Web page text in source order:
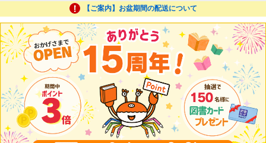
【ご案内】お盆期間の配送について